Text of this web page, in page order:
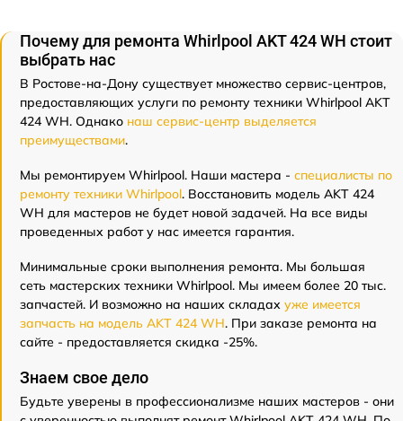
Почему для ремонта Whirlpool AKT 424 WH стоит
выбрать нас
В Ростове-на-Дону существует множество сервис-центров,
предоставляющих услуги по ремонту техники Whirlpool AKT
424 WH. Однако наш сервис-центр выделяется
преимуществами.
Мы ремонтируем Whirlpool. Наши мастера - специалисты по
ремонту техники Whirlpool. Восстановить модель AKT 424
WH для мастеров не будет новой задачей. На все виды
проведенных работ у нас имеется гарантия.
Минимальные сроки выполнения ремонта. Мы большая
сеть мастерских техники Whirlpool. Мы имеем более 20 тыс.
запчастей. И возможно на наших складах уже имеется
запчасть на модель AKT 424 WH. При заказе ремонта на
сайте - предоставляется скидка -25%.
Знаем свое дело
Будьте уверены в профессионализме наших мастеров - они